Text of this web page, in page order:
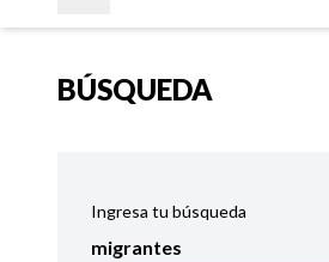
BÚSQUEDA
Ingresa tu búsqueda